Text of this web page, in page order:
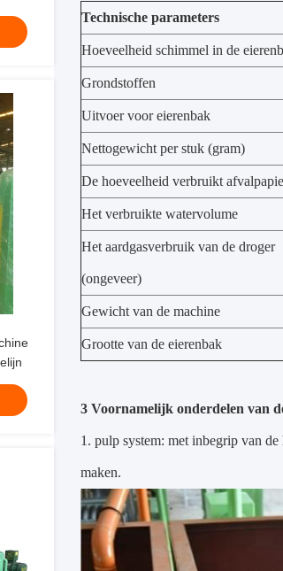
Technische parameters
Hoeveelheid schimmel in de
Grondstoffen
Uitvoer voor eierenbak
Nettogewicht per stuk (gram)
De hoeveelheid verbruikt
Het verbruikte watervolume
Het aardgasverbruik van de droger
(ongeveer)
Gewicht van de machine
Grootte van de eierenbak
3 Voornamelijk onderdelen van
1. pulp system: met inbegrip van
maken.